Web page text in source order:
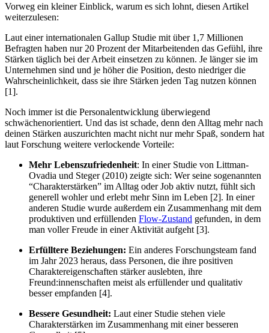
Vorweg ein kleiner Einblick, warum es sich lohnt, diesen Artikel
weiterzulesen:
Laut einer internationalen Gallup Studie mit über 1,7 Millionen
Befragten haben nur 20 Prozent der Mitarbeitenden das Gefühl, ihre
Stärken täglich bei der Arbeit einsetzen zu können. Je länger sie im
Unternehmen sind und je höher die Position, desto niedriger die
Wahrscheinlichkeit, dass sie ihre Stärken jeden Tag nutzen können
[1].
Noch immer ist die Personalentwicklung überwiegend
schwächenorientiert. Und das ist schade, denn den Alltag mehr nach
deinen Stärken auszurichten macht nicht nur mehr Spaß, sondern hat
laut Forschung weitere verlockende Vorteile:
Mehr Lebenszufriedenheit: In einer Studie von Littman-
Ovadia und Steger (2010) zeigte sich: Wer seine sogenannten
“Charakterstärken” im Alltag oder Job aktiv nutzt, fühlt sich
generell wohler und erlebt mehr Sinn im Leben [2]. In einer
anderen Studie wurde außerdem ein Zusammenhang mit dem
produktiven und erfüllenden Flow-Zustand gefunden, in dem
man voller Freude in einer Aktivität aufgeht [3].
Erfülltere Beziehungen: Ein anderes Forschungsteam fand
im Jahr 2023 heraus, dass Personen, die ihre positiven
Charaktereigenschaften stärker auslebten, ihre
Freund:innenschaften meist als erfüllender und qualitativ
besser empfanden [4].
Bessere Gesundheit: Laut einer Studie stehen viele
Charakterstärken im Zusammenhang mit einer besseren